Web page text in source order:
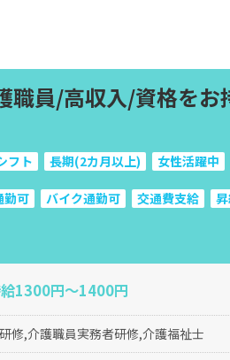
職員/高収入/資格を
フト 長期(2カ月以上) 女性活躍中
勤可 バイク通勤可 交通費支給
給1300円～1400円
修,介護職員実務者研修,介護福祉士